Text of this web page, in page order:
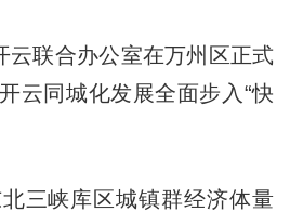
联合办公室在万州区正式
云同城化发展全面步入“快
峡库区城镇群经济体量